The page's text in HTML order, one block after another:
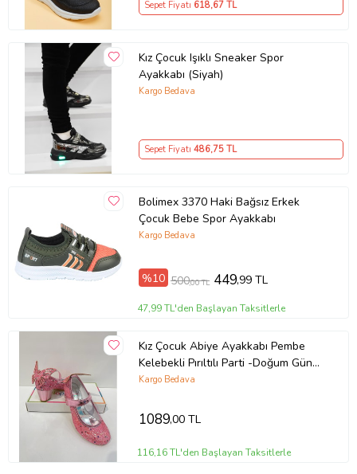
Sepet Fiyatı 618,67 TL
Kız Çocuk Işıklı Sneaker Spor
Ayakkabı (Siyah)
Kargo Bedava
Sepet Fiyatı 486,75 TL
Bolimex 3370 Haki Bağsız Erkek
Çocuk Bebe Spor Ayakkabı
Kargo Bedava
%10 500,00 TL 449,99 TL
47,99 TL'den Başlayan Taksitlerle
Kız Çocuk Abiye Ayakkabı Pembe
Kelebekli Pırıltılı Parti -Doğum Günü
Topuklu Kız Çocuk Ayakkabı
Kargo Bedava
1089,00 TL
116,16 TL'den Başlayan Taksitlerle